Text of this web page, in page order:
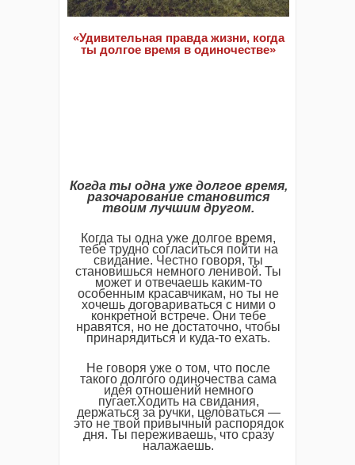
«Удивительная правда жизни, когда
ты долгое время в одиночестве»
Когда ты одна уже долгое время,
разочарование становится
твоим лучшим другом.
Когда ты одна уже долгое время,
тебе трудно согласиться пойти на
свидание. Честно говоря, ты
становишься немного ленивой. Ты
может и отвечаешь каким-то
особенным красавчикам, но ты не
хочешь договариваться с ними о
конкретной встрече. Они тебе
нравятся, но не достаточно, чтобы
принарядиться и куда-то ехать.
Не говоря уже о том, что после
такого долгого одиночества сама
идея отношений немного
пугает.Ходить на свидания,
держаться за ручки, целоваться —
это не твой привычный распорядок
дня. Ты переживаешь, что сразу
налажаешь.